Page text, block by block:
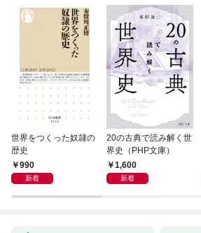
世界をつくった奴隷の
歴史
990
新着
20の古典で読み解く世
界史（PHP文庫）
1,600
新着